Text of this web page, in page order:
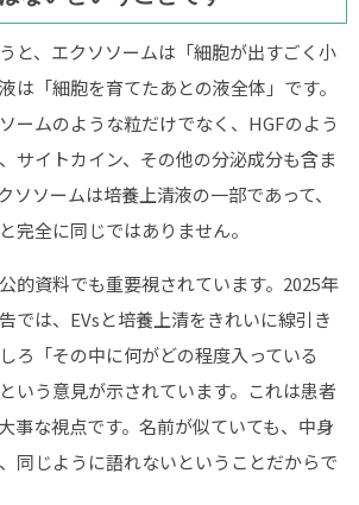
と、エクソソームは「細胞が出すごく小
は「細胞を育てたあとの液全体」です。
ームのような粒だけでなく、HGFのよう
サイトカイン、その他の分泌成分も含ま
ソソームは培養上清液の一部であって、
完全に同じではありません。
的資料でも重要視されています。2025年
では、EVsと培養上清をきれいに線引き
ろ「その中に何がどの程度入っている
いう意見が示されています。これは患者
事な視点です。名前が似ていても、中身
同じように語れないということだからで